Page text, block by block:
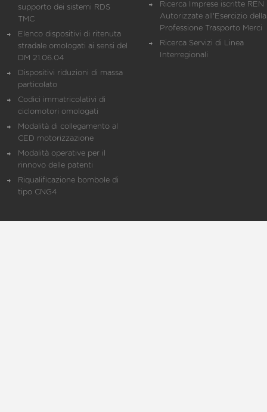
supporto dei sistemi RDS
TMC
Elenco dispositivi di ritenuta
stradale omologati ai sensi del
DM 21.06.04
Dispositivi riduzioni di massa
particolato
Codici immatricolativi di
ciclomotori omologati
Modalità di collegamento al
CED motorizzazione
Modalità operative per il
rinnovo delle patenti
Riqualificazione bombole di
tipo CNG4
Ricerca Imprese iscritte REN
Autorizzate all'Esercizio della
Professione Trasporto Merci
Ricerca Servizi di Linea
Interregionali